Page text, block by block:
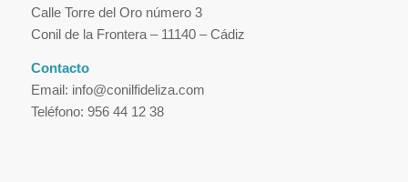
Calle Torre del Oro número 3
Conil de la Frontera – 11140 – Cádiz
Contacto
Email: info@conilfideliza.com
Teléfono: 956 44 12 38